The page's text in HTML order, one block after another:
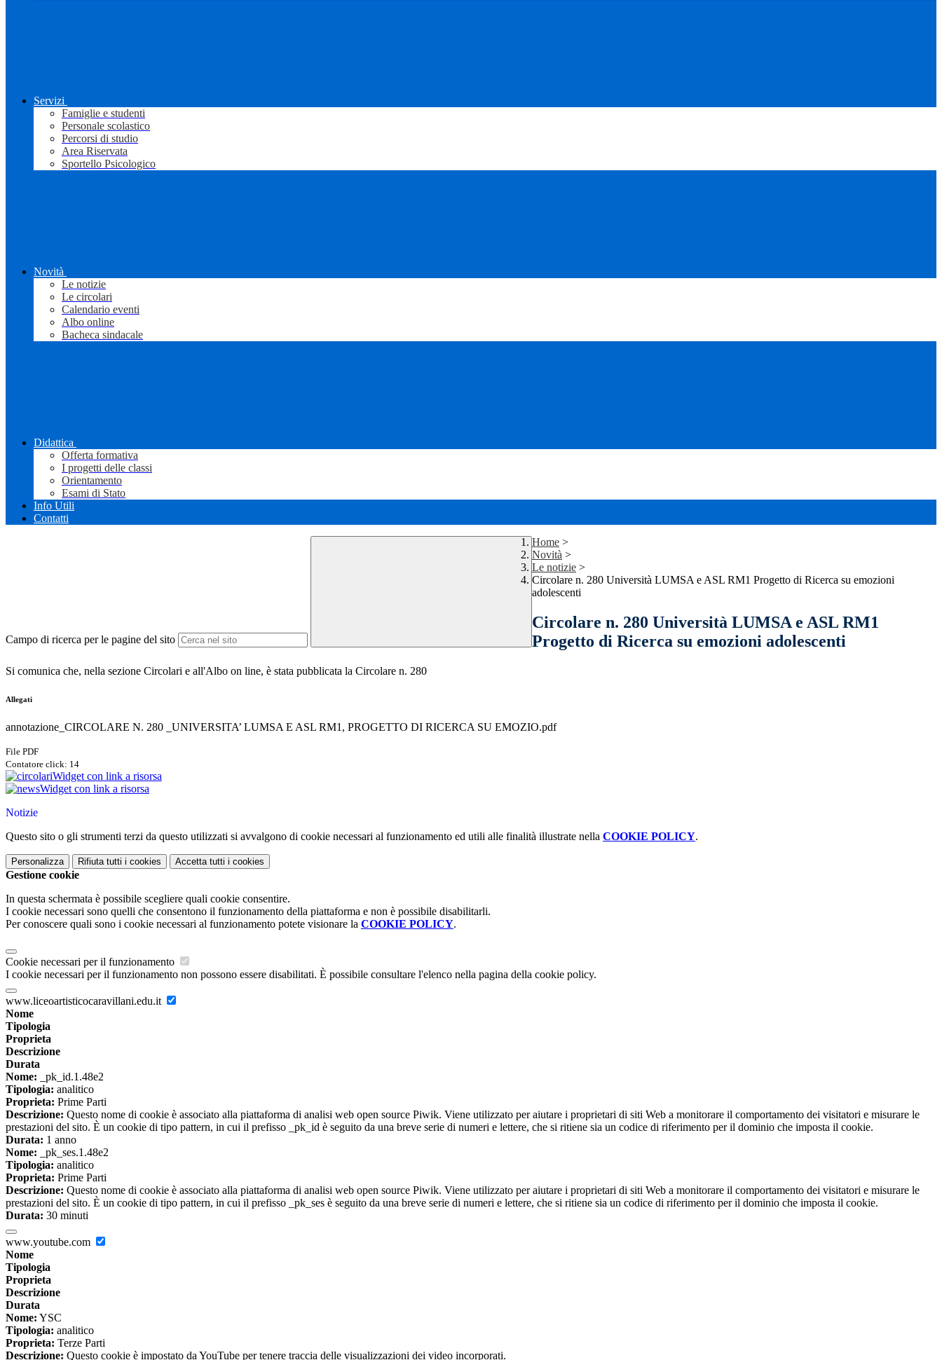
Servizi
Famiglie e studenti
Personale scolastico
Percorsi di studio
Area Riservata
Sportello Psicologico
Novità
Le notizie
Le circolari
Calendario eventi
Albo online
Bacheca sindacale
Didattica
Offerta formativa
I progetti delle classi
Orientamento
Esami di Stato
Info Utili
Contatti
Campo di ricerca per le pagine del sito
Home >
Novità >
Le notizie >
Circolare n. 280 Università LUMSA e ASL RM1 Progetto di Ricerca su emozioni
adolescenti
Circolare n. 280 Università LUMSA e ASL RM1
Progetto di Ricerca su emozioni adolescenti
Si comunica che, nella sezione Circolari e all'Albo on line, è stata pubblicata la Circolare n. 280
Allegati
annotazione_CIRCOLARE N. 280 _UNIVERSITA’ LUMSA E ASL RM1, PROGETTO DI RICERCA SU EMOZIO.pdf
File PDF
Contatore click: 14
Widget con link a risorsa
Widget con link a risorsa
Notizie
Questo sito o gli strumenti terzi da questo utilizzati si avvalgono di cookie necessari al funzionamento ed utili alle finalità illustrate nella COOKIE POLICY.
Personalizza Rifiuta tutti i cookies Accetta tutti i cookies
Gestione cookie
In questa schermata è possibile scegliere quali cookie consentire.
I cookie necessari sono quelli che consentono il funzionamento della piattaforma e non è possibile disabilitarli.
Per conoscere quali sono i cookie necessari al funzionamento potete visionare la COOKIE POLICY.
Cookie necessari per il funzionamento
I cookie necessari per il funzionamento non possono essere disabilitati. È possibile consultare l'elenco nella pagina della cookie policy.
www.liceoartisticocaravillani.edu.it
Nome
Tipologia
Proprieta
Descrizione
Durata
Nome: _pk_id.1.48e2
Tipologia: analitico
Proprieta: Prime Parti
Descrizione: Questo nome di cookie è associato alla piattaforma di analisi web open source Piwik. Viene utilizzato per aiutare i proprietari di siti Web a monitorare il comportamento dei visitatori e misurare le
prestazioni del sito. È un cookie di tipo pattern, in cui il prefisso _pk_id è seguito da una breve serie di numeri e lettere, che si ritiene sia un codice di riferimento per il dominio che imposta il cookie.
Durata: 1 anno
Nome: _pk_ses.1.48e2
Tipologia: analitico
Proprieta: Prime Parti
Descrizione: Questo nome di cookie è associato alla piattaforma di analisi web open source Piwik. Viene utilizzato per aiutare i proprietari di siti Web a monitorare il comportamento dei visitatori e misurare le
prestazioni del sito. È un cookie di tipo pattern, in cui il prefisso _pk_ses è seguito da una breve serie di numeri e lettere, che si ritiene sia un codice di riferimento per il dominio che imposta il cookie.
Durata: 30 minuti
www.youtube.com
Nome
Tipologia
Proprieta
Descrizione
Durata
Nome: YSC
Tipologia: analitico
Proprieta: Terze Parti
Descrizione: Questo cookie è impostato da YouTube per tenere traccia delle visualizzazioni dei video incorporati.